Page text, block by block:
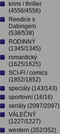
krimi / thriller
(4556/4556)
Reedice s
Dabingem
(538/538)
RODINNÝ
(1345/1345)
romantický
(1625/1625)
SCI-FI / comics
(1852/1852)
speciály (143/143)
sportovní (16/16)
seriály (2097/2097)
VÁLEČNÝ
(1227/1227)
western (352/352)